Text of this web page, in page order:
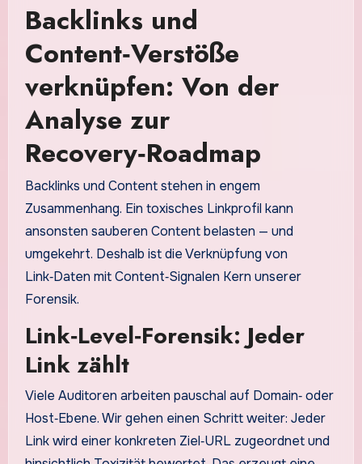
Backlinks und
Content‑Verstöße
verknüpfen: Von der
Analyse zur
Recovery‑Roadmap
Backlinks und Content stehen in engem
Zusammenhang. Ein toxisches Linkprofil kann
ansonsten sauberen Content belasten — und
umgekehrt. Deshalb ist die Verknüpfung von
Link‑Daten mit Content‑Signalen Kern unserer
Forensik.
Link‑Level‑Forensik: Jeder
Link zählt
Viele Auditoren arbeiten pauschal auf Domain‑ oder
Host‑Ebene. Wir gehen einen Schritt weiter: Jeder
Link wird einer konkreten Ziel‑URL zugeordnet und